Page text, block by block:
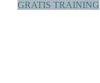
GRATIS TRAINING